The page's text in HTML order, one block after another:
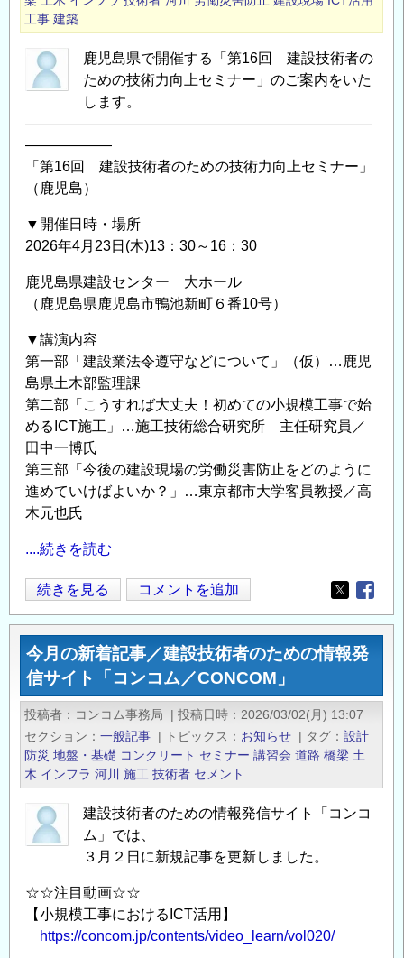
CONCOM」
の
設
術
者
の
情
報
発
サ
イ
ト
「コ
ン
コ
ム
／
CONCOM」
の
工事 建築
鹿児島県で開催する「第16回 建設技術者の
ための技術力向上セミナー」のご案内をいた
します。
――――――――――――――――――――――――
――――――
「第16回 建設技術者のための技術力向上セミナー」
（鹿児島）
▼開催日時・場所
2026年4月23日(木)13：30～16：30
鹿児島県建設センター 大ホール
（鹿児島県鹿児島市鴨池新町６番10号）
▼講演内容
第一部「建設業法令遵守などについて」（仮）…鹿児
島県土木部監理課
第二部「こうすれば大丈夫！初めての小規模工事で始
めるICT施工」…施工技術総合研究所 主任研究員／
田中一博氏
第三部「今後の建設現場の労働災害防止をどのように
進めていけばよいか？」…東京都市大学客員教授／高
木元也氏
....続きを読む
「第
16
回
建
設
技
術
者
の
た
め
力
向
続きを見る コメントを追加
Opens in
今月の新着記事／建設技術者のための情報発
信サイト「コンコム／CONCOM」
投稿者 コンコム事務局 | 投稿日時
2026/03/02(月) 13:07
セクション
一般記事 | トピックス お知らせ | タグ
設計
防災 地盤・基礎 コンクリート セミナー 講習会 道路 橋梁 土
木 インフラ 河川 施工 技術者 セメント
建設技術者のための情報発信サイト「コンコ
ム」では、
３月２日に新規記事を更新しました。
☆☆注目動画☆☆
【小規模工事におけるICT活用】
https://concom.jp/contents/video_learn/vol020/